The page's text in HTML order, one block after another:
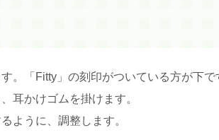
。「Fitty」の刻印がついている方が下で
耳かけゴムを掛けます。
ように、調整します。